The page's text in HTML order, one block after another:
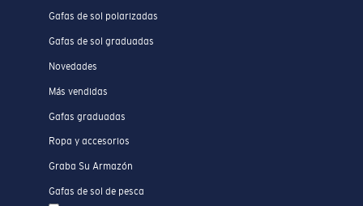
Gafas de sol polarizadas
Gafas de sol graduadas
Novedades
Más vendidas
Gafas graduadas
Ropa y accesorios
Graba Su Armazón
Gafas de sol de pesca